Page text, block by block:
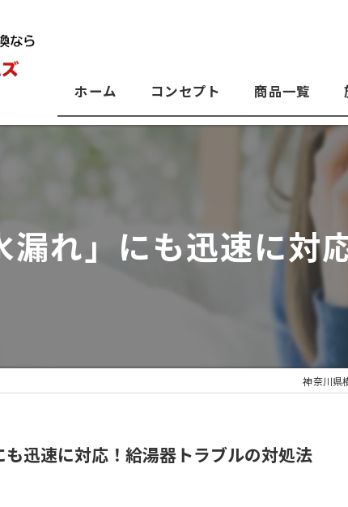
ホーム コンセプト 商品一覧
よくある質問
漏れ」にも迅速に
神奈川県
も迅速に対応！給湯器トラブルの対処法